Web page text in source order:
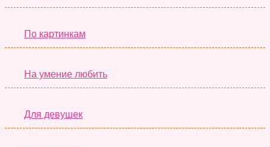
По картинкам
На умение любить
Для девушек